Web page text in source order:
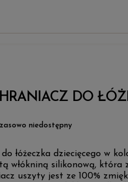
DO
niedostępny
łóżeczka dziecięcego w
włókniną silikonową, która
uszyty jest ze 100%